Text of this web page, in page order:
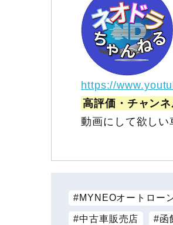
https://
高評価・チャン
動画にして欲し
MYNEOオートロー
中古車販売店 函